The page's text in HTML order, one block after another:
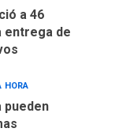
a 46
entrega de
HORA
pueden